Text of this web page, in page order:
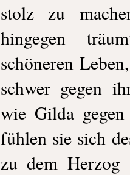
stolz zu
hingegen
schöneren
schwer gegen
wie Gilda
fühlen sie sich
zu dem Herzog